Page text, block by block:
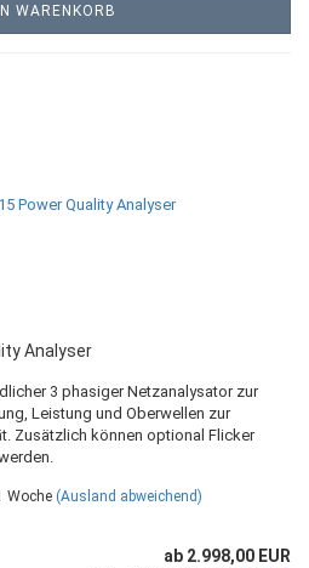
WARENKORB
Analyser
3 phasiger Netzanalysator zur
Leistung und Oberwellen zur
Zusätzlich können optional Flicker
Woche (Ausland abweichend)
ab 2.998,00 EUR